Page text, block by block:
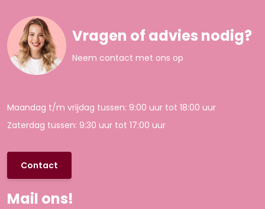
Vragen of advies nodig?
Neem contact met ons op
Maandag t/m vrijdag tussen: 9:00 uur tot 18:00 uur
Zaterdag tussen: 9:30 uur tot 17:00 uur
Contact
Mail ons!